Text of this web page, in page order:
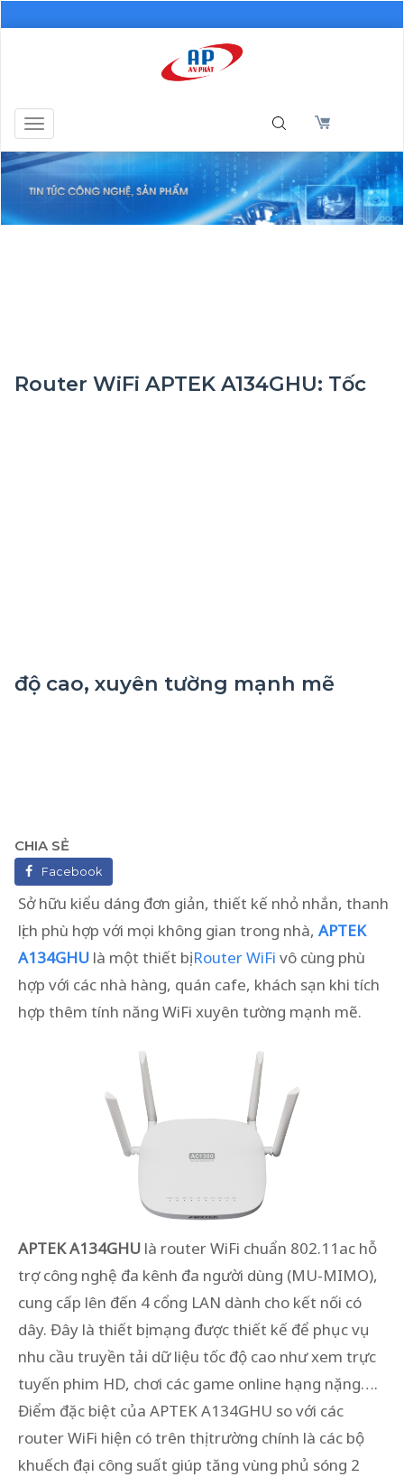
Toggle
navigation
Router WiFi APTEK A134GHU: Tốc
độ cao, xuyên tường mạnh mẽ
CHIA SẺ
Facebook
Sở hữu kiểu dáng đơn giản, thiết kế nhỏ nhắn, thanh
lịch phù hợp với mọi không gian trong nhà, APTEK
A134GHU là một thiết bịRouter WiFi vô cùng phù
hợp với các nhà hàng, quán cafe, khách sạn khi tích
hợp thêm tính năng WiFi xuyên tường mạnh mẽ.
APTEK A134GHU là router WiFi chuẩn 802.11ac hỗ
trợ công nghệ đa kênh đa người dùng (MU-MIMO),
cung cấp lên đến 4 cổng LAN dành cho kết nối có
dây. Đây là thiết bị mạng được thiết kế để phục vụ
nhu cầu truyền tải dữ liệu tốc độ cao như xem trực
tuyến phim HD, chơi các game online hạng nặng….
Điểm đặc biệt của APTEK A134GHU so với các
router WiFi hiện có trên thị trường chính là các bộ
khuếch đại công suất giúp tăng vùng phủ sóng 2